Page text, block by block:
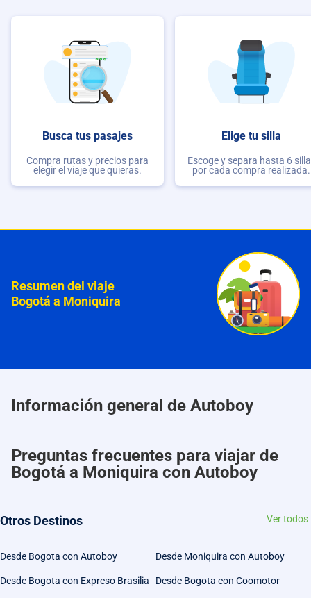
Busca tus pasajes
Compra rutas y precios para
elegir el viaje que quieras.
Elige tu silla
Escoge y separa hasta 6
por cada compra realizada.
Resumen del viaje
Bogotá a Moniquira
Información general de Autoboy
Preguntas frecuentes para viajar de
Bogotá a Moniquira con Autoboy
Otros Destinos Ver todos
Desde Bogota con Autoboy Desde Moniquira con Autoboy
Desde Bogota con Expreso Brasilia Desde Bogota con Coomotor